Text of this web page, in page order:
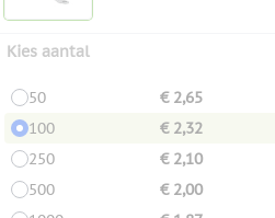
Kies aantal
50
€ 2,65
100
€ 2,32
250
€ 2,10
500
€ 2,00